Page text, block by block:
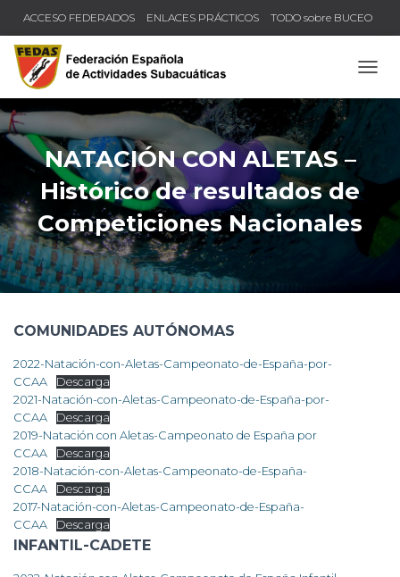
ACCESO FEDERADOS ENLACES PRÁCTICOS TODO sobre BUCEO
COMPRUEBA TU TÍTULO Y LICENCIA
NATACIÓN CON ALETAS –
Histórico de resultados de
Competiciones Nacionales
COMUNIDADES AUTÓNOMAS
2022-Natación-con-Aletas-Campeonato-de-España-por-
CCAA
Descarga
2021-Natación-con-Aletas-Campeonato-de-España-por-
CCAA
Descarga
2019-Natación con Aletas-Campeonato de España por
CCAA
Descarga
2018-Natación-con-Aletas-Campeonato-de-España-
CCAA
Descarga
2017-Natación-con-Aletas-Campeonato-de-España-
CCAA
Descarga
INFANTIL-CADETE